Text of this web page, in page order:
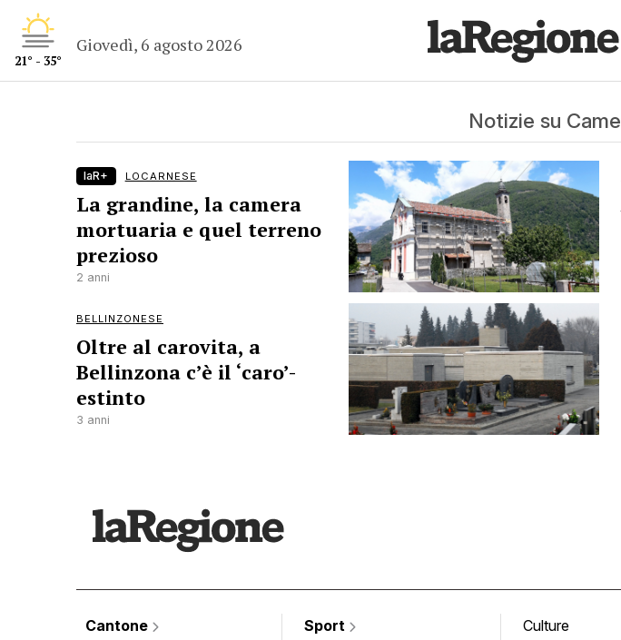
21° - 35°
Giovedì, 6 agosto 2026
Notizie su
laR+ LOCARNESE
La grandine, la camera
mortuaria e quel terreno
prezioso
2 anni
BELLINZONESE
Oltre al carovita, a
Bellinzona c’è il ‘caro’-
estinto
3 anni
Cantone
Sport
Culture